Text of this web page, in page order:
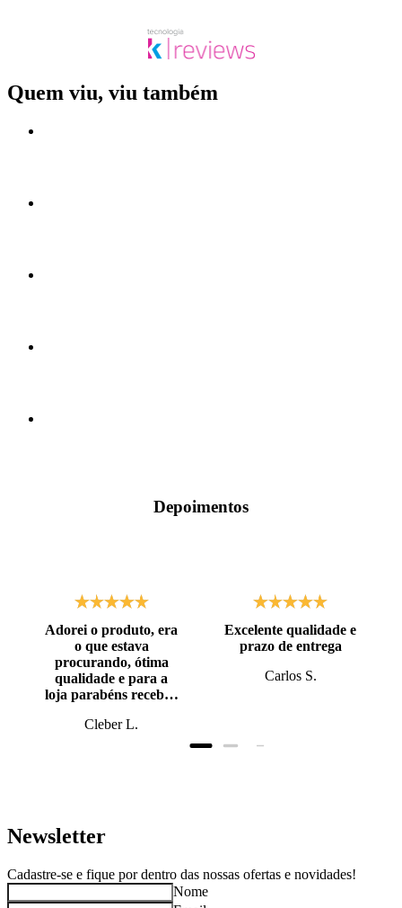
Quem viu, viu também
Depoimentos
Adorei o produto, era
o que estava
procurando, ótima
qualidade e para a
loja parabéns recebi o
prazo, super bem
Cleber L.
Excelente qualidade e
prazo de entrega
Carlos S.
Newsletter
Cadastre-se e fique por dentro das nossas ofertas e novidades!
Nome